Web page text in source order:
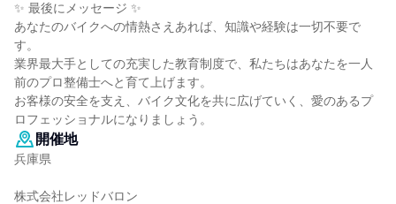
✨ 最後にメッセージ ✨
あなたのバイクへの情熱さえあれば、知識や経験は一切不要で
す。
業界最大手としての充実した教育制度で、私たちはあなたを一人
前のプロ整備士へと育て上げます。
お客様の安全を支え、バイク文化を共に広げていく、愛のあるプ
ロフェッショナルになりましょう。
開催地
兵庫県
株式会社レッドバロン